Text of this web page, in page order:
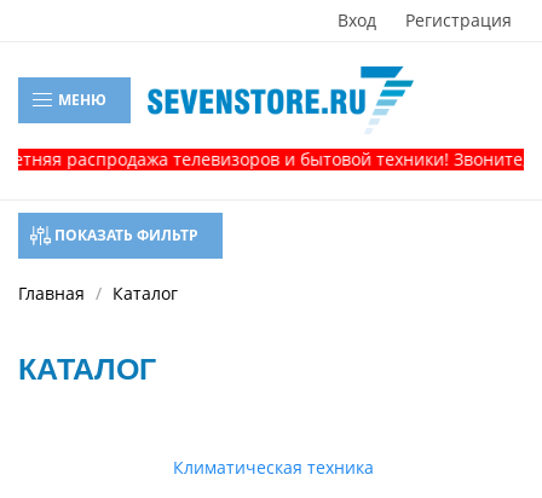
Вход Регистрация
МЕНЮ
телевизоров и бытовой техники! Звоните, и
ПОКАЗАТЬ ФИЛЬТР
Главная Каталог
КАТАЛОГ
Климатическая техника